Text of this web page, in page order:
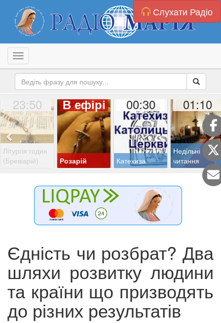
Слухати Радіо
Toggle navigation
23:50
Літургія годин
(Бревіарій)
В ефірі
Розарій
00:30
Катехиза
01:10
Недільні
читання
Єдність чи розбрат? Два
шляхи розвитку людини
та країни що призводять
до різних результатів